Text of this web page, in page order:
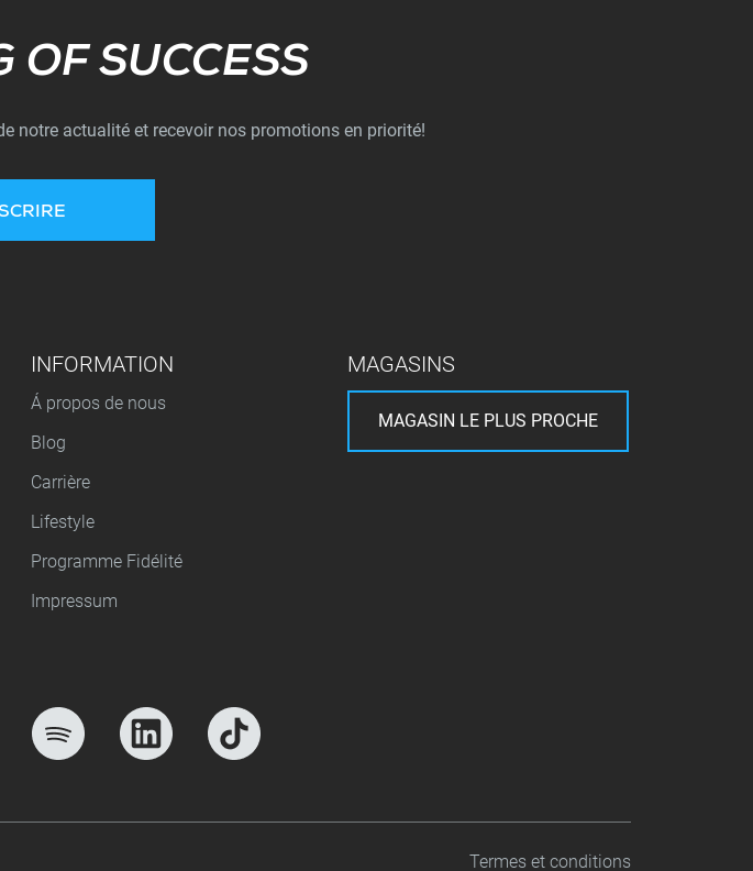
Subscribe
OF SUCCESS
notre actualité et recevoir nos promotions en priorité!
INFORMATION
Á propos de nous
Blog
Carrière
Lifestyle
Programme Fidélité
Impressum
MAGASINS
MAGASIN LE PLUS PROCHE
Termes et conditions